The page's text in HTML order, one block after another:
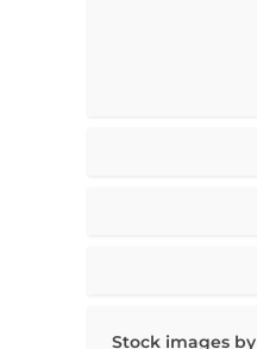
Stock images by